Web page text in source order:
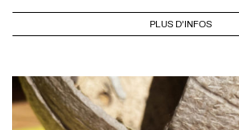
PLUS D'INFOS